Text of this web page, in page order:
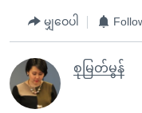
မျှဝေပါ
စုမြတ်မွန်